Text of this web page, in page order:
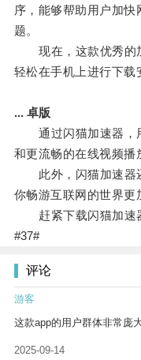
序，能够帮助用户加
题。
现在，这款优秀的
轻松在手机上进行下载
... 卓版
通过闪猫加速器，
和更流畅的在线视频播
此外，闪猫加速器
你畅游互联网的世界更
赶紧下载闪猫加速器
#37#
评论
游客
这款app的用户群体非常庞
2025-09-14